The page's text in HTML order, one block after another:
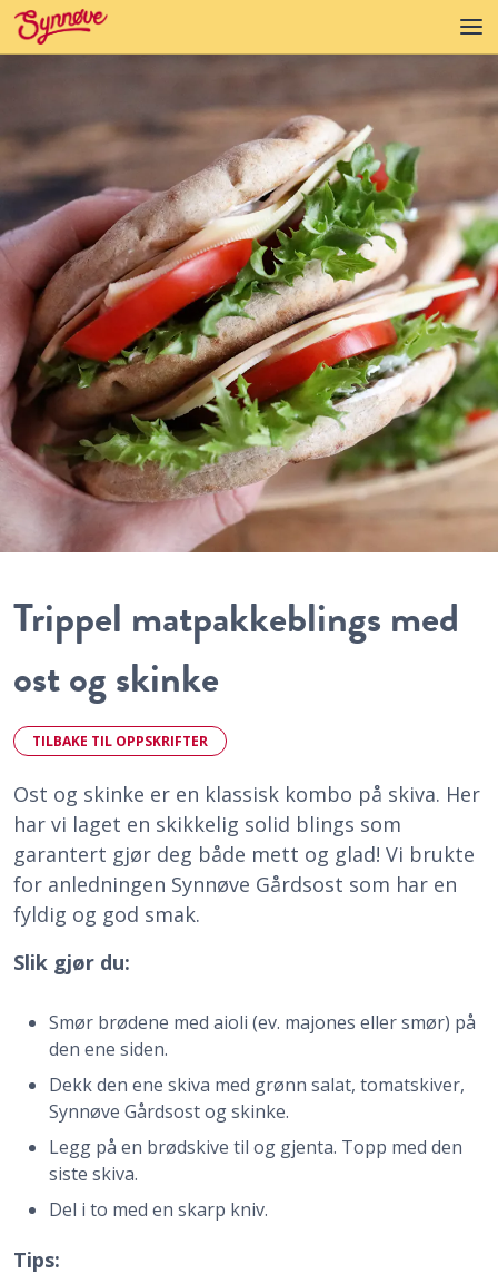
Trippel matpakkeblings med
ost og skinke
TILBAKE TIL OPPSKRIFTER
Ost og skinke er en klassisk kombo på skiva. Her
har vi laget en skikkelig solid blings som
garantert gjør deg både mett og glad! Vi brukte
for anledningen Synnøve Gårdsost som har en
fyldig og god smak.
Slik gjør du:
Smør brødene med aioli (ev. majones eller smør) på
den ene siden.
Dekk den ene skiva med grønn salat, tomatskiver,
Synnøve Gårdsost og skinke.
Legg på en brødskive til og gjenta. Topp med den
siste skiva.
Del i to med en skarp kniv.
Tips: